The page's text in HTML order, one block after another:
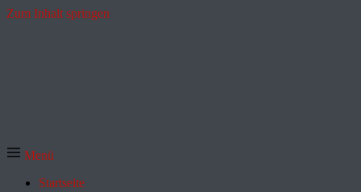
Zum Inhalt springen
Menü
Startseite